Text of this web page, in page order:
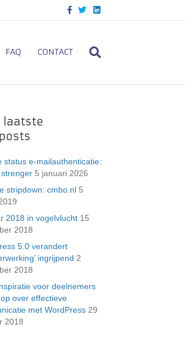
c
o
o
T
i
e
L
n
d
FAQ CONTACT
laatste
status e-mailauthenticatie:
5 januari 2026
stripdown: cmbo.nl 5
2018 in vogelvlucht 15
2018
5.0 verandert
ingrijpend 2
2018
voor deelnemers
over effectieve
met WordPress 29
2018